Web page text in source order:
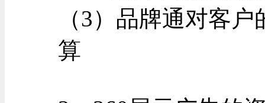
（3）品牌通对客
算